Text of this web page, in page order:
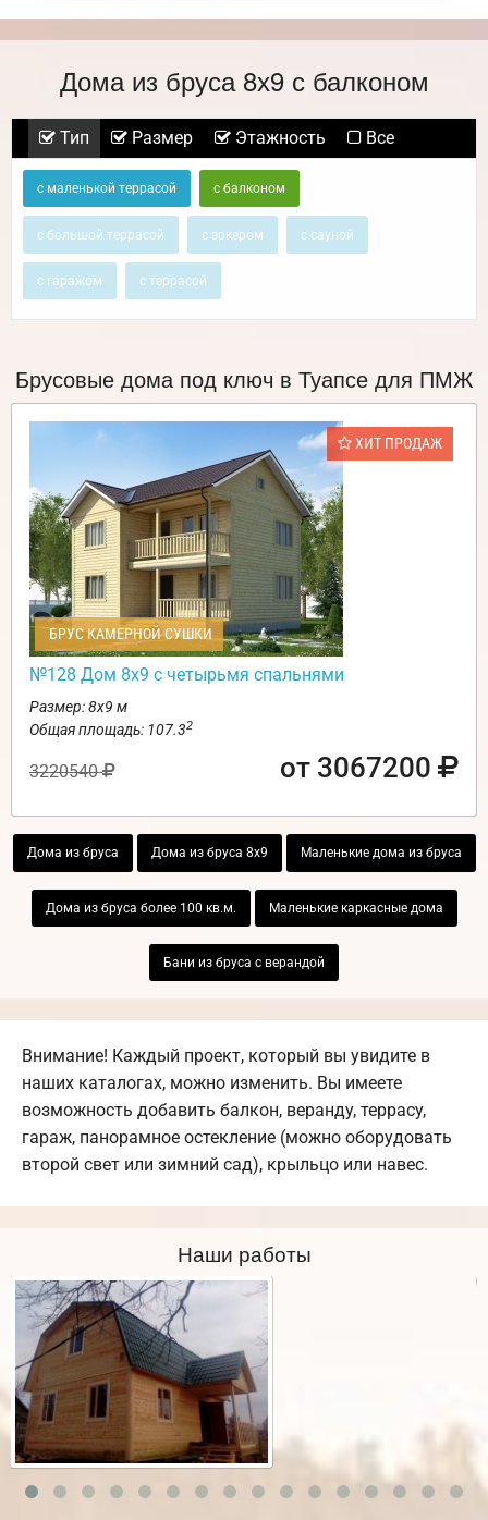
Дома из бруса 8х9 с балконом
Тип Размер Этажность Все
с маленькой террасой с балконом
с большой террасой с эркером с сауной
с гаражом с террасой
Брусовые дома под ключ в Туапсе для ПМЖ
ХИТ ПРОДАЖ
БРУС КАМЕРНОЙ СУШКИ
№128 Дом 8х9 с четырьмя спальнями
Размер: 8х9 м
Общая площадь: 107.32
3220540 от 3067200
Дома из бруса Дома из бруса 8х9 Маленькие дома из бруса
Дома из бруса более 100 кв.м. Маленькие каркасные дома
Бани из бруса с верандой
Внимание! Каждый проект, который вы увидите в
наших каталогах, можно изменить. Вы имеете
возможность добавить балкон, веранду, террасу,
гараж, панорамное остекление (можно оборудовать
второй свет или зимний сад), крыльцо или навес.
Наши работы